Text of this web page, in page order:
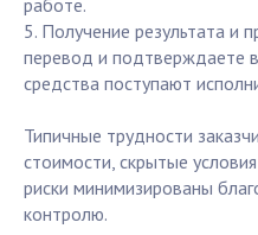
работе.
5. Получение результата и
перевод и подтверждаете
средства поступают
Типичные трудности
стоимости, скрытые
риски минимизированы
контролю.